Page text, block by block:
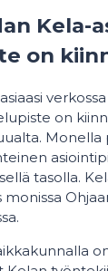
Kela-
on
on
tasolla.